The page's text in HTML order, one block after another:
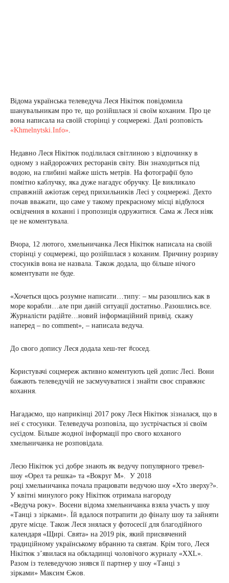
Відома українська телеведуча Леся Нікітюк повідомила
шанувальникам про те, що розійшлася зі своїм коханим. Про це
вона написала на своїй сторінці у соцмережі. Далі розповість
«Khmelnytski.Info».
Недавно Леся Нікітюк поділилася світлиною з відпочинку в
одному з найдорожчих ресторанів світу. Він знаходиться під
водою, на глибині майже шість метрів. На фотографії було
помітно каблучку, яка дуже нагадує обручку. Це викликало
справжній ажіотаж серед прихильників Лесі у соцмережі. Дехто
почав вважати, що саме у такому прекрасному місці відбулося
освідчення в коханні і пропозиція одружитися. Сама ж Леся ніяк
це не коментувала.
Вчора, 12 лютого, хмельничанка Леся Нікітюк написала на своїй
сторінці у соцмережі, що розійшлася з коханим. Причину розриву
стосунків вона не назвала. Також додала, що більше нічого
коментувати не буде.
«Хочеться щось розумне написати…типу: – мы разошлись как в
море корабли…але при даній ситуації достатньо..Разошлись.все.
Журналісти радійте…новий інформаційний привід. скажу
наперед – no comment», – написала ведуча.
До свого допису Леся додала хеш-тег #сосед.
Користувачі соцмереж активно коментують цей допис Лесі. Вони
бажають телеведучій не засмучуватися і знайти своє справжнє
кохання.
Нагадаємо, що наприкінці 2017 року Леся Нікітюк зізналася, що в
неї є стосунки. Телеведуча розповіла, що зустрічається зі своїм
сусідом. Більше жодної інформації про свого коханого
хмельничанка не розповідала.
Лесю Нікітюк усі добре знають як ведучу популярного тревел-
шоу «Орел та решка» та «Вокруг М». У 2018
році хмельничанка почала працювати ведучою шоу «Хто зверху?».
У квітні минулого року Нікітюк отримала нагороду
«Ведуча року». Восени відома хмельничанка взяла участь у шоу
«Танці з зірками». Їй вдалося потрапити до фіналу шоу та зайняти
друге місце. Також Леся знялася у фотосесії для благодійного
календаря «Щирі. Свята» на 2019 рік, який присвячений
традиційному українському вбранню та святам. Крім того, Леся
Нікітюк з’явилася на обкладинці чоловічого журналу «XXL».
Разом із телеведучою знявся її партнер у шоу «Танці з
зірками» Максим Єжов.